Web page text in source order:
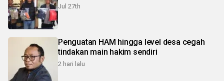
Jul 27th
Penguatan HAM hingga level desa cegah
tindakan main hakim sendiri
2 hari lalu